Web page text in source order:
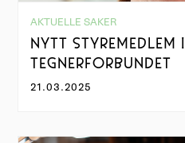
AKTUELLE SAKER
NYTT STYREMEDLEM I
TEGNERFORBUNDET
21.03.2025